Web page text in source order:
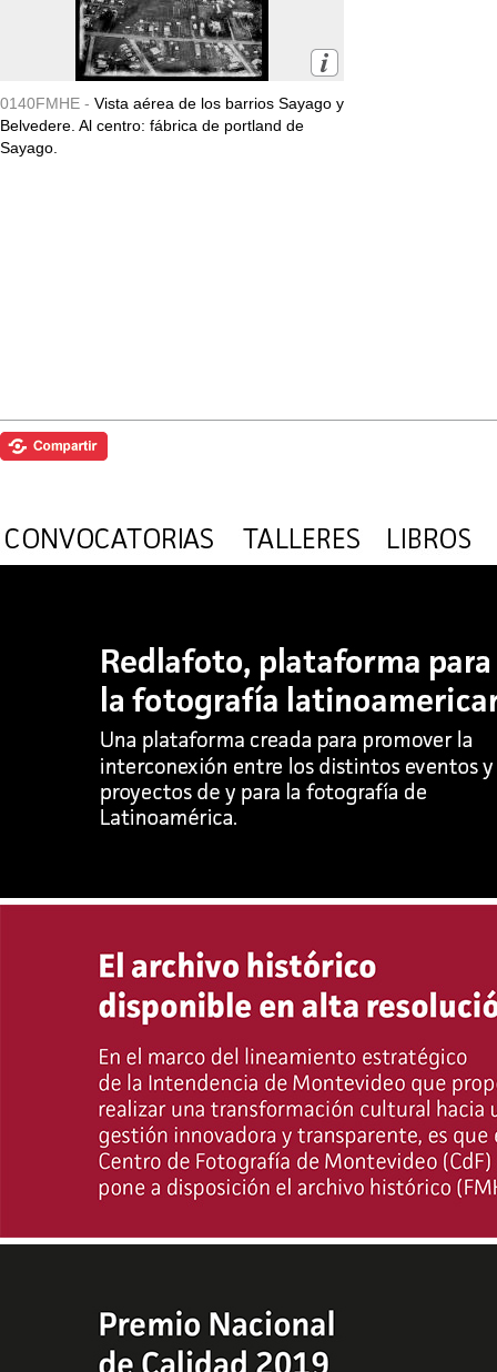
0140FMHE - Vista aérea de los barrios Sayago y
Belvedere. Al centro: fábrica de portland de
Sayago.